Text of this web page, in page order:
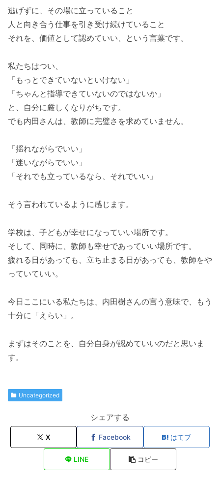
逃げずに、その場に立っていること
人と向き合う仕事を引き受け続けていること
それを、価値として認めていい、という言葉です。
私たちはつい、
「もっとできていないといけない」
「ちゃんと指導できていないのではないか」
と、自分に厳しくなりがちです。
でも内田さんは、教師に完璧さを求めていません。
「揺れながらでいい」
「迷いながらでいい」
「それでも立っているなら、それでいい」
そう言われているように感じます。
学校は、子どもが幸せになっていい場所です。
そして、同時に、教師も幸せであっていい場所です。
疲れる日があっても、立ち止まる日があっても、教師をや
っていていい。
今日ここにいる私たちは、内田樹さんの言う意味で、もう
十分に「えらい」。
まずはそのことを、自分自身が認めていいのだと思いま
す。
Uncategorized
シェアする
X Facebook はてブ
LINE コピー